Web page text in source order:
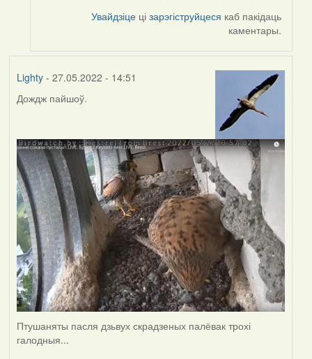
Увайдзіце цізарэгіструйцеся каб пакідаць
каментары.
Lighty- 27.05.2022 - 14:51
Дождж пайшоў.
Птушаняты пасля дзьвух скрадзеных палёвак трохі
галодныя...